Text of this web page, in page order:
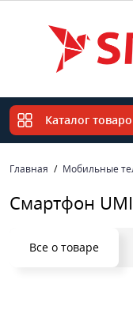
Каталог
Главная Мобильные
Смартфон
Все о товаре